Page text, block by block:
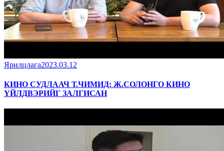
Ярилцлага2023.03.12
КИНО СУДЛААЧ Т.ЧИМИД: Ж.СОЛОНГО КИНО
ҮЙЛДВЭРИЙГ ЗАЛГИСАН